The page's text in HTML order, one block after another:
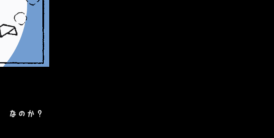
なのか？